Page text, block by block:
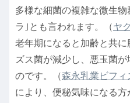
多様な細菌の複雑な微生
ラ｣とも言われます。（ヤ
老年期になると加齢と共
ズス菌が減少し、悪玉菌
のです。（森永乳業ビフ
により、便秘気味になる